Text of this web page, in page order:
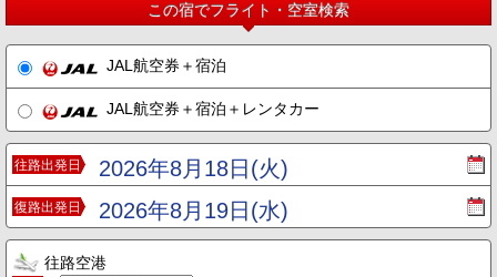
この宿でフライト・空室検索
JAL航空券＋宿泊
JAL航空券＋宿泊＋レンタカー
往路出発日 2026年8月18日(火)
復路出発日 2026年8月19日(水)
往路空港